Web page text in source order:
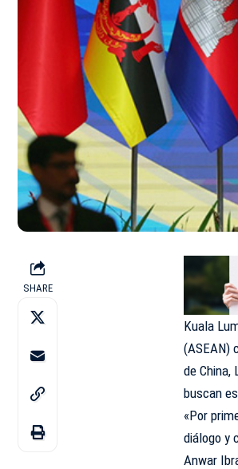
SHARE
Kuala
(ASEAN)
de China,
buscan
«Por
diálogo y
Anwar